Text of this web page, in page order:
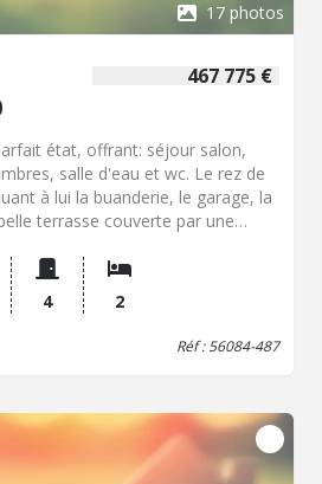
17 photos
467 775 €
état, offrant: séjour salon,
salle d'eau et wc. Le rez de
à lui la buanderie, le garage, la
terrasse couverte par une
de ce bien.
4 2
Réf : 56084-487